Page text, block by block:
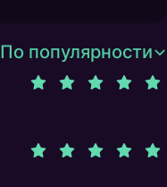
По популярности